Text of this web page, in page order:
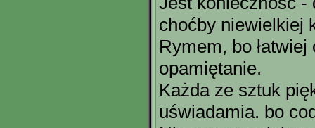
choćby niewielkiej
Rymem, bo
opamiętanie.
Każda ze sztuk
uświadamia. bo